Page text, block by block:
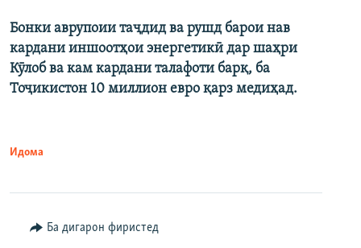
Бонки аврупоии таҷдид ва рушд барои нав
кардани иншоотҳои энергетикӣ дар шаҳри
Кӯлоб ва кам кардани талафоти барқ, ба
Тоҷикистон 10 миллион евро қарз медиҳад.
Идома
Ба дигарон фиристед